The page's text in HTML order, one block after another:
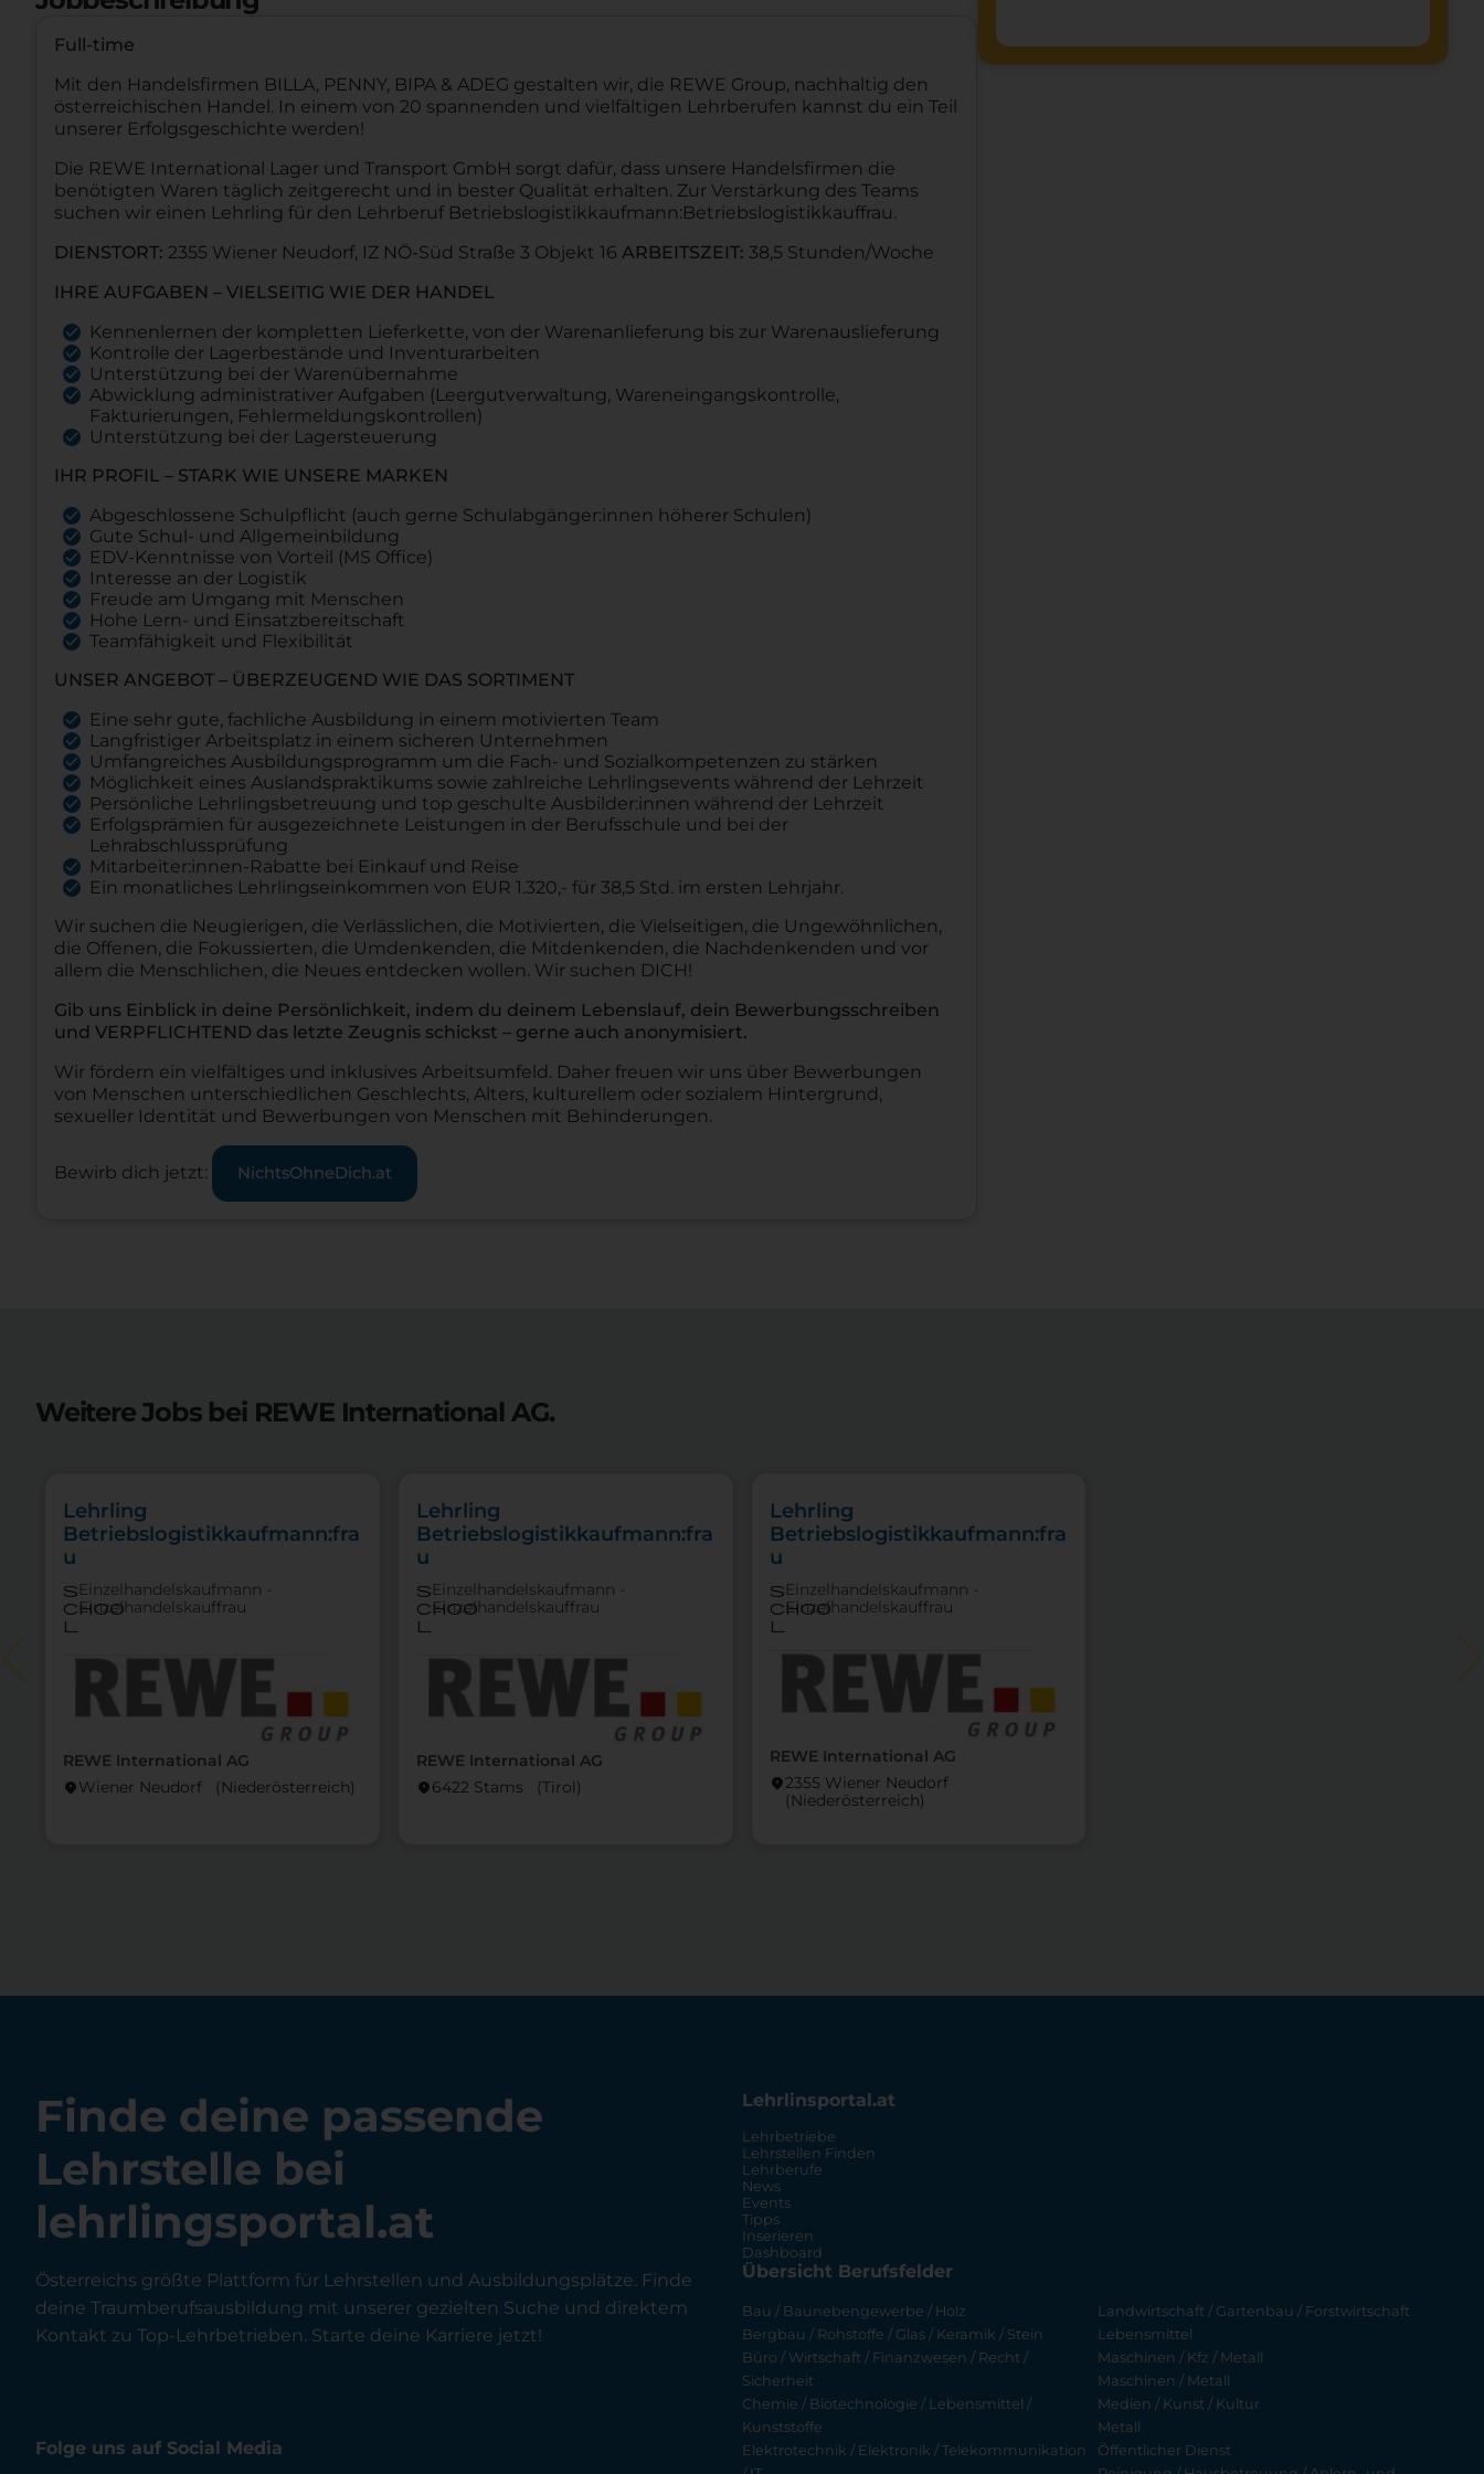
Full-time
Mit den Handelsfirmen BILLA, PENNY, BIPA & ADEG gestalten wir, die REWE Group, nachhaltig den
österreichischen Handel. In einem von 20 spannenden und vielfältigen Lehrberufen kannst du ein Teil
unserer Erfolgsgeschichte werden!
Die REWE International Lager und Transport GmbH sorgt dafür, dass unsere Handelsfirmen die
benötigten Waren täglich zeitgerecht und in bester Qualität erhalten. Zur Verstärkung des Teams
suchen wir einen Lehrling für den Lehrberuf Betriebslogistikkaufmann:Betriebslogistikkauffrau.
DIENSTORT: 2355 Wiener Neudorf, IZ NÖ-Süd Straße 3 Objekt 16 ARBEITSZEIT: 38,5 Stunden/Woche
IHRE AUFGABEN – VIELSEITIG WIE DER HANDEL
Kennenlernen der kompletten Lieferkette, von der Warenanlieferung bis zur Warenauslieferung
Kontrolle der Lagerbestände und Inventurarbeiten
Unterstützung bei der Warenübernahme
Abwicklung administrativer Aufgaben (Leergutverwaltung, Wareneingangskontrolle,
Fakturierungen, Fehlermeldungskontrollen)
Unterstützung bei der Lagersteuerung
IHR PROFIL – STARK WIE UNSERE MARKEN
Abgeschlossene Schulpflicht (auch gerne Schulabgänger:innen höherer Schulen)
Gute Schul- und Allgemeinbildung
EDV-Kenntnisse von Vorteil (MS Office)
Interesse an der Logistik
Freude am Umgang mit Menschen
Hohe Lern- und Einsatzbereitschaft
Teamfähigkeit und Flexibilität
UNSER ANGEBOT – ÜBERZEUGEND WIE DAS SORTIMENT
Eine sehr gute, fachliche Ausbildung in einem motivierten Team
Langfristiger Arbeitsplatz in einem sicheren Unternehmen
Umfangreiches Ausbildungsprogramm um die Fach- und Sozialkompetenzen zu stärken
Möglichkeit eines Auslandspraktikums sowie zahlreiche Lehrlingsevents während der Lehrzeit
Persönliche Lehrlingsbetreuung und top geschulte Ausbilder:innen während der Lehrzeit
Erfolgsprämien für ausgezeichnete Leistungen in der Berufsschule und bei der
Lehrabschlussprüfung
Mitarbeiter:innen-Rabatte bei Einkauf und Reise
Ein monatliches Lehrlingseinkommen von EUR 1.320,- für 38,5 Std. im ersten Lehrjahr.
Wir suchen die Neugierigen, die Verlässlichen, die Motivierten, die Vielseitigen, die Ungewöhnlichen,
die Offenen, die Fokussierten, die Umdenkenden, die Mitdenkenden, die Nachdenkenden und vor
allem die Menschlichen, die Neues entdecken wollen. Wir suchen DICH!
Gib uns Einblick in deine Persönlichkeit, indem du deinem Lebenslauf, dein Bewerbungsschreiben
und VERPFLICHTEND das letzte Zeugnis schickst – gerne auch anonymisiert.
Wir fördern ein vielfältiges und inklusives Arbeitsumfeld. Daher freuen wir uns über Bewerbungen
von Menschen unterschiedlichen Geschlechts, Alters, kulturellem oder sozialem Hintergrund,
sexueller Identität und Bewerbungen von Menschen mit Behinderungen.
Bewirb dich jetzt: NichtsOhneDich.at
Weitere Jobs bei REWE International AG.
REWE International AG
location_onWiener Neudorf (Nieder­österreich)
Lehrling
Betriebslogistikkaufmann:fra
u
s
choo
l
Einzelhandelskaufmann -
Einzelhandelskauffrau
REWE International AG
location_on6422 Stams (Tirol)
Lehrling
Betriebslogistikkaufmann:fra
u
s
choo
l
Einzelhandelskaufmann -
Einzelhandelskauffrau
REWE International AG
location_on2355 Wiener Neudorf
(Nieder­österreich)
Lehrling
Betriebslogistikkaufmann:fra
u
s
choo
l
Einzelhandelskaufmann -
Einzelhandelskauffrau
Finde deine passende
Lehrstelle bei
lehrlingsportal.at
Österreichs größte Plattform für Lehrstellen und Ausbildungsplätze. Finde
deine Traumberufsausbildung mit unserer gezielten Suche und direktem
Kontakt zu Top-Lehrbetrieben. Starte deine Karriere jetzt!
Folge uns auf Social Media
Lehrlinsportal.at
Lehrbetriebe
Lehrstellen Finden
Lehrberufe
News
Events
Tipps
Inserieren
Dashboard
Übersicht Berufsfelder
Bau / Baunebengewerbe / Holz
Bergbau / Rohstoffe / Glas / Keramik / Stein
Büro / Wirtschaft / Finanzwesen / Recht /
Sicherheit
Chemie / Biotechnologie / Lebensmittel /
Kunststoffe
Elektrotechnik / Elektronik / Telekommunikation
Landwirtschaft / Gartenbau / Forstwirtschaft
Lebensmittel
Maschinen / Kfz / Metall
Maschinen / Metall
Medien / Kunst / Kultur
Metall
Öffentlicher Dienst